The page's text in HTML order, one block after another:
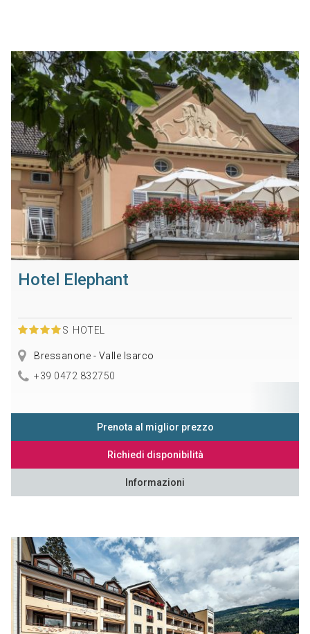
Hotel Elephant
S HOTEL
Bressanone - Valle Isarco
+39 0472 832750
Prenota al miglior prezzo
Richiedi disponibilità
Informazioni